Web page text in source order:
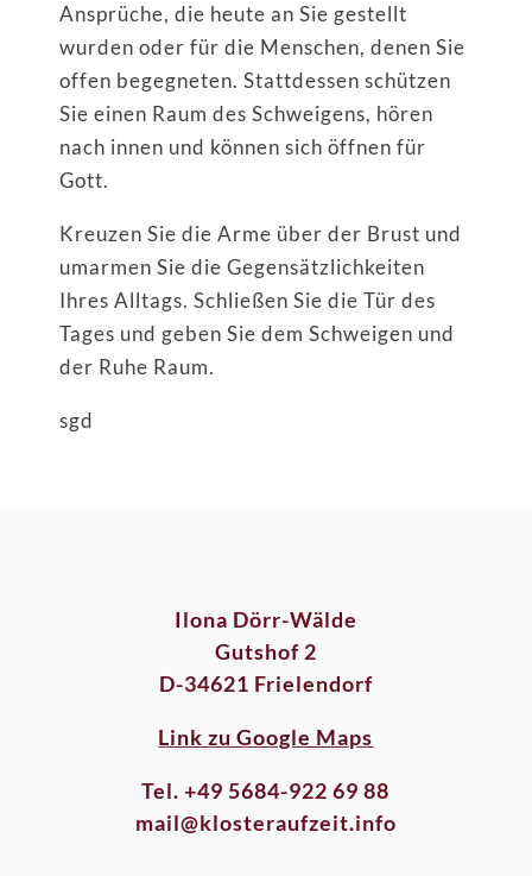
Ansprüche, die heute an Sie gestellt
wurden oder für die Menschen, denen Sie
offen begegneten. Stattdessen schützen
Sie einen Raum des Schweigens, hören
nach innen und können sich öffnen für
Gott.
Kreuzen Sie die Arme über der Brust und
umarmen Sie die Gegensätzlichkeiten
Ihres Alltags. Schließen Sie die Tür des
Tages und geben Sie dem Schweigen und
der Ruhe Raum.
sgd
Ilona Dörr-Wälde
Gutshof 2
D-34621 Frielendorf
Link zu Google Maps
Tel. +49 5684-922 69 88
mail@klosteraufzeit.info